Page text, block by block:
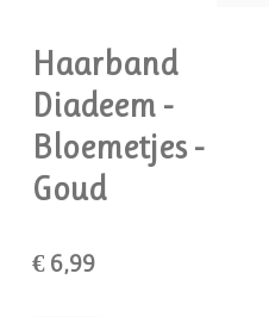
Haarband
Diadeem -
Bloemetjes -
Goud
€ 6,99